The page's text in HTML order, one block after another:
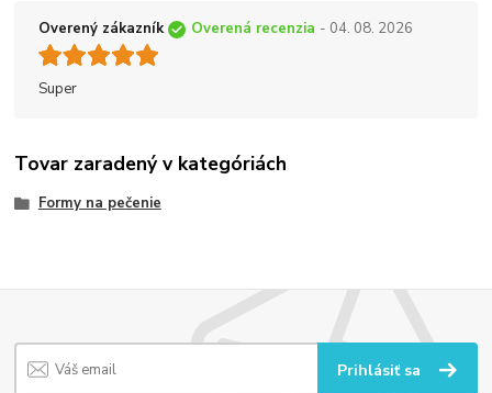
Overený zákazník Overená recenzia - 04. 08. 2026
Super
Tovar zaradený v kategóriách
Formy na pečenie
Prihlásiť sa